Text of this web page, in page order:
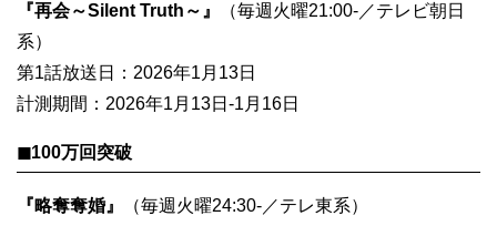
『再会～Silent Truth～』
（毎週火曜21:00-／テレビ朝日
系）
第1話放送日：2026年1月13日
計測期間：2026年1月13日-1月16日
◼︎100万回突破
『略奪奪婚』
（毎週火曜24:30-／テレ東系）